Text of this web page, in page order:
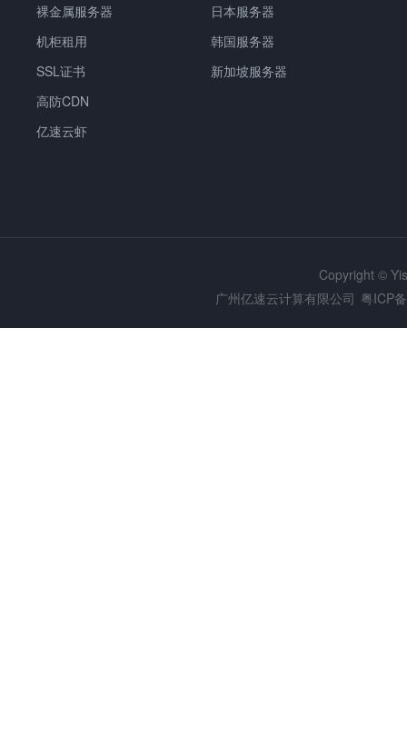
裸金属服务器
机柜租用
SSL证书
高防CDN
亿速云虾
日本服务器
韩国服务器
新加坡服务器
Copyright ©
广州亿速云计算有限公司 粤ICP